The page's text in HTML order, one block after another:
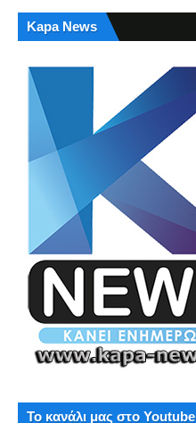
Kapa News
Το κανάλι μας στο Youtube